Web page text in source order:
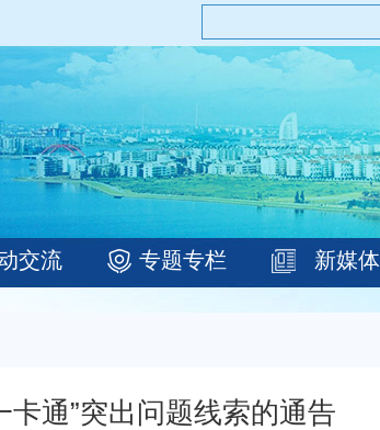
交流 专题专栏 新媒体
通”突出问题线索的通告